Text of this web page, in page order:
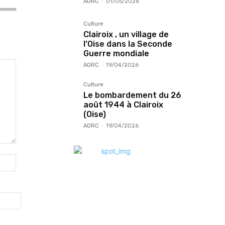
:
Culture
Clairoix , un village de
l’Oise dans la Seconde
Guerre mondiale
AORC - 19/04/2026
Culture
Le bombardement du 26
août 1944 à Clairoix
(Oise)
AORC - 19/04/2026